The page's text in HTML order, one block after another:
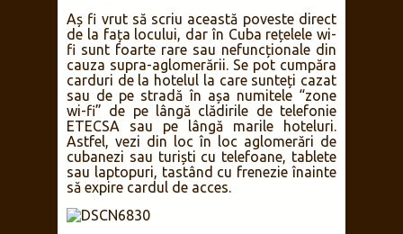
Aș fi vrut să scriu această poveste direct
de la fața locului, dar în Cuba rețelele wi-
fi sunt foarte rare sau nefuncționale din
cauza supra-aglomerării. Se pot cumpăra
carduri de la hotelul la care sunteți cazat
sau de pe stradă în așa numitele “zone
wi-fi” de pe lângă clădirile de telefonie
ETECSA sau pe lângă marile hoteluri.
Astfel, vezi din loc în loc aglomerări de
cubanezi sau turiști cu telefoane, tablete
sau laptopuri, tastând cu frenezie înainte
să expire cardul de acces.